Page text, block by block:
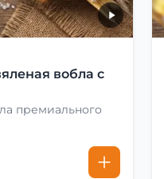
вобла с
премиального